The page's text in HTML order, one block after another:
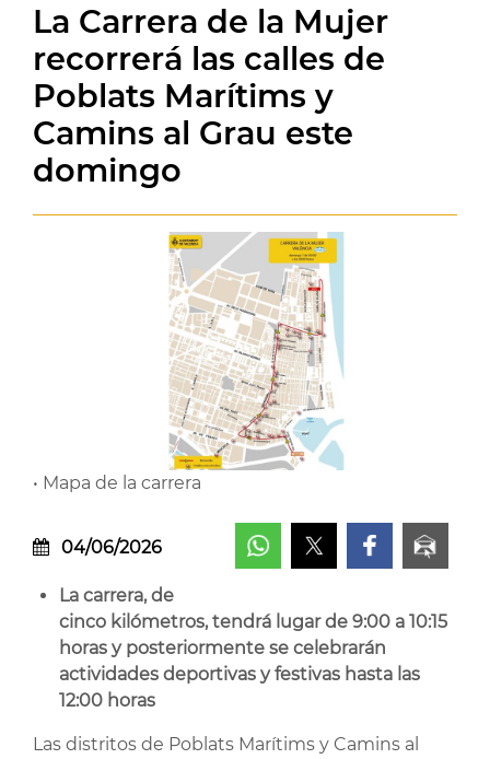
La Carrera de la Mujer
recorrerá las calles de
Poblats Marítims y
Camins al Grau este
domingo
• Mapa de la carrera
04/06/2026
La carrera, de
cinco kilómetros, tendrá lugar de 9:00 a 10:15
horas y posteriormente se celebrarán
actividades deportivas y festivas hasta las
12:00 horas
Las distritos de Poblats Marítims y Camins al